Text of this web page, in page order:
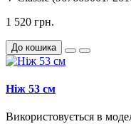
1 520 грн.
До кошика
Ніж 53 см
Використовується в